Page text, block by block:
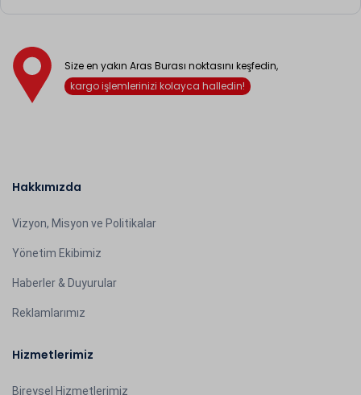
Size en yakın Aras Burası noktasını keşfedin,
kargo işlemlerinizi kolayca halledin!
Hakkımızda
Vizyon, Misyon ve Politikalar
Yönetim Ekibimiz
Haberler & Duyurular
Reklamlarımız
Hizmetlerimiz
Bireysel Hizmetlerimiz